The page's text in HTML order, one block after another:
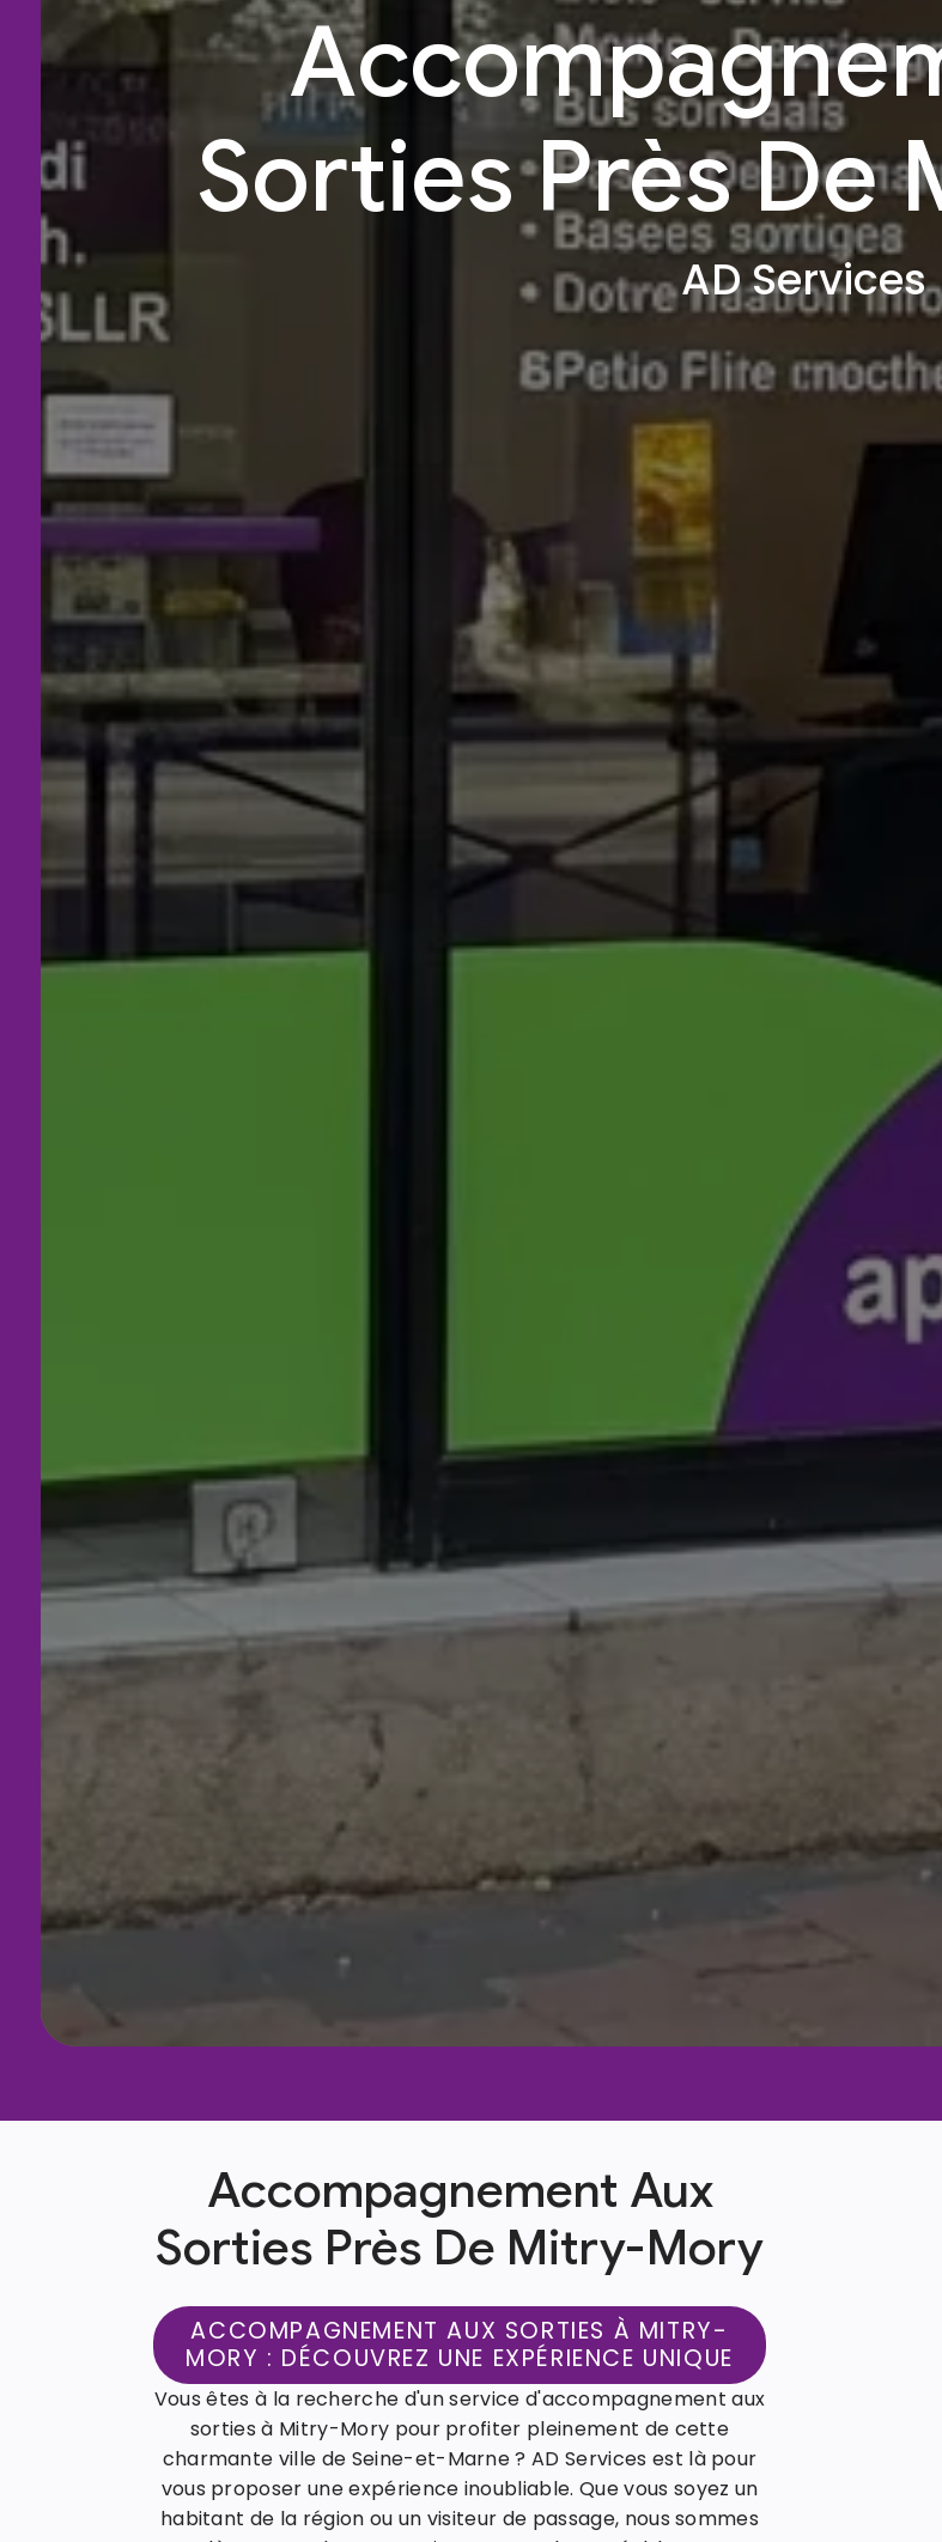
Sorties Près
AD Services
Accompagnement Aux
Sorties Près De Mitry-Mory
ACCOMPAGNEMENT AUX SORTIES À MITRY-
MORY : DÉCOUVREZ UNE EXPÉRIENCE UNIQUE
Vous êtes à la recherche d'un service d'accompagnement aux
sorties à Mitry-Mory pour profiter pleinement de cette
charmante ville de Seine-et-Marne ? AD Services est là pour
vous proposer une expérience inoubliable. Que vous soyez un
habitant de la région ou un visiteur de passage, nous sommes